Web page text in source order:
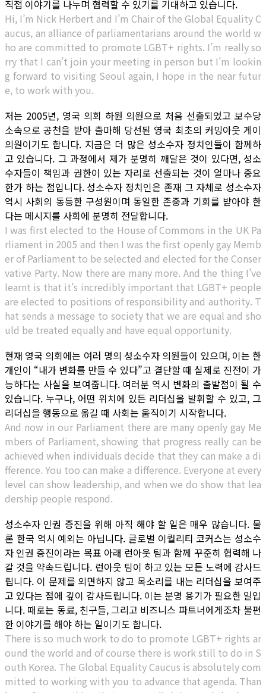
직접 이야기를 나누며 협력할 수 있기를 기대하고 있습니다.
Hi, I’m Nick Herbert and I’m Chair of the Global Equality C
aucus, an alliance of parliamentarians around the world w
ho are committed to promote LGBT+ rights. I’m really so
rry that I can’t join your meeting in person but I’m lookin
g forward to visiting Seoul again, I hope in the near futur
e, to work with you.
저는 2005년, 영국 의회 하원 의원으로 처음 선출되었고 보수당
소속으로 공천을 받아 출마해 당선된 영국 최초의 커밍아웃 게이
의원이기도 합니다. 지금은 더 많은 성소수자 정치인들이 함께하
고 있습니다. 그 과정에서 제가 분명히 깨달은 것이 있다면, 성소
수자들이 책임과 권한이 있는 자리로 선출되는 것이 얼마나 중요
한가 하는 점입니다. 성소수자 정치인은 존재 그 자체로 성소수자
역시 사회의 동등한 구성원이며 동일한 존중과 기회를 받아야 한
다는 메시지를 사회에 분명히 전달합니다.
I was first elected to the House of Commons in the UK Pa
rliament in 2005 and then I was the first openly gay Memb
er of Parliament to be selected and elected for the Conser
vative Party. Now there are many more. And the thing I’ve
learnt is that it’s incredibly important that LGBT+ people
are elected to positions of responsibility and authority. T
hat sends a message to society that we are equal and sho
uld be treated equally and have equal opportunity.
현재 영국 의회에는 여러 명의 성소수자 의원들이 있으며, 이는 한
개인이 “내가 변화를 만들 수 있다”고 결단할 때 실제로 진전이 가
능하다는 사실을 보여줍니다. 여러분 역시 변화의 출발점이 될 수
있습니다. 누구나, 어떤 위치에 있든 리더십을 발휘할 수 있고, 그
리더십을 행동으로 옮길 때 사회는 움직이기 시작합니다.
And now in our Parliament there are many openly gay Me
mbers of Parliament, showing that progress really can be
achieved when individuals decide that they can make a di
fference. You too can make a difference. Everyone at every
level can show leadership, and when we do show that lea
dership people respond.
성소수자 인권 증진을 위해 아직 해야 할 일은 매우 많습니다. 물
론 한국 역시 예외는 아닙니다. 글로벌 이퀄리티 코커스는 성소수
자 인권 증진이라는 목표 아래 런아웃 팀과 함께 꾸준히 협력해 나
갈 것을 약속드립니다. 런아웃 팀이 하고 있는 모든 노력에 감사드
립니다. 이 문제를 외면하지 않고 목소리를 내는 리더십을 보여주
고 있다는 점에 깊이 감사드립니다. 이는 분명 용기가 필요한 일입
니다. 때로는 동료, 친구들, 그리고 비즈니스 파트너에게조차 불편
한 이야기를 해야 하는 일이기도 합니다.
There is so much work to do to promote LGBT+ rights ar
ound the world and of course there is work still to do in S
outh Korea. The Global Equality Caucus is absolutely com
mitted to working with you to advance that agenda. Than